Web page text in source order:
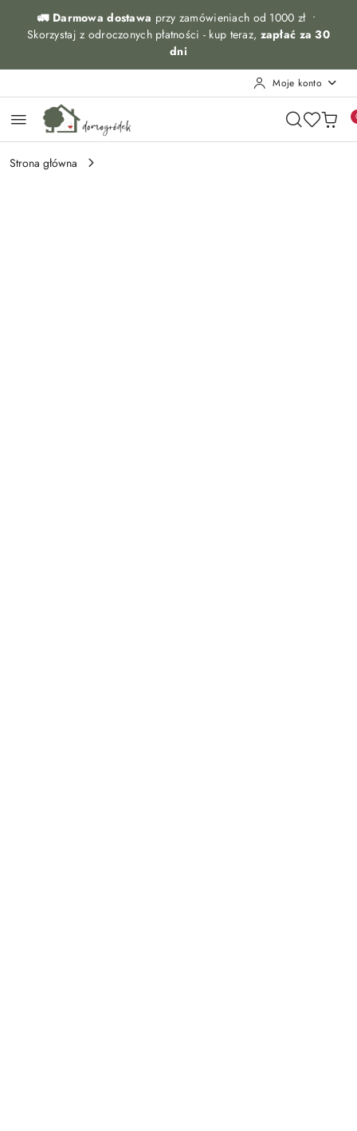
Przejdź do treści głównej
Przejdź do wyszukiwarki
Przejdź do moje konto
Przejdź do menu głównego
Przejdź do opisu produktu
Przejdź do stopki
🚛 Darmowa dostawa przy zamówieniach od 1000 zł •
Skorzystaj z odroczonych płatności - kup teraz, zapłać za 30
dni
Moje konto
Strona główna